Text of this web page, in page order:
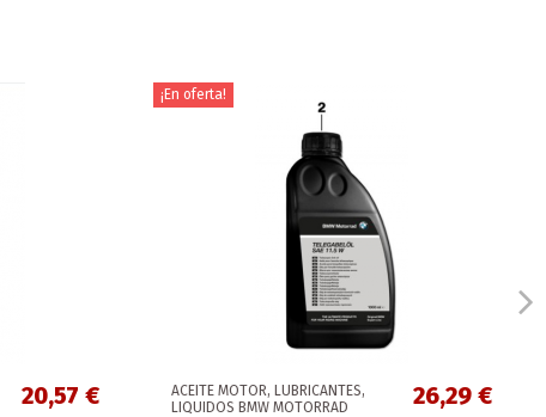
20,57 €
¡En oferta!
ACEITE MOTOR, LUBRICANTES,
LIQUIDOS BMW MOTORRAD
26,29 €